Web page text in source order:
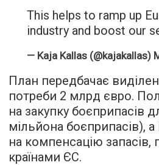
This helps to ramp up
industry and boost our
— Kaja Kallas (@kajakallas)
План передбачає
потреби 2 млрд євро.
на закупку боєприпасів
мільйона боєприпасів),
на компенсацію запасів,
країнами ЄС.